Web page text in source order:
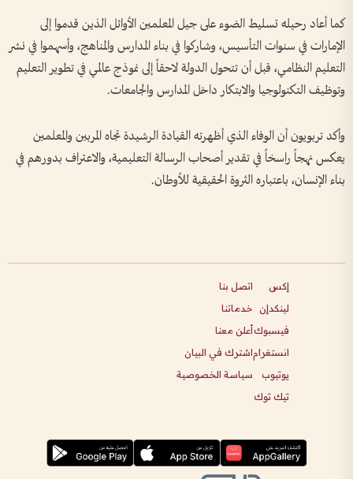
كما أعاد رحيله تسليط الضوء على جيل المعلمين الأوائل الذين قدموا إلى
الإمارات في سنوات التأسيس، وشاركوا في بناء المدارس والمناهج، وأسهموا في نشر
التعليم النظامي، قبل أن تتحول الدولة لاحقاً إلى نموذج عالمي في تطوير التعليم
وتوظيف التكنولوجيا والابتكار داخل المدارس والجامعات.
وأكد تربويون أن الوفاء الذي أظهرته القيادة الرشيدة تجاه المربين والمعلمين
يعكس نهجاً راسخاً في تقدير أصحاب الرسالة التعليمية، والاعتراف بدورهم في
بناء الإنسان، باعتباره الثروة الحقيقية للأوطان.
إكس
لينكدإن
فيسبوك
انستغرام
يوتيوب
تيك توك
اتصل بنا
خدماتنا
أعلن معنا
اشترك في البيان
سياسة الخصوصية